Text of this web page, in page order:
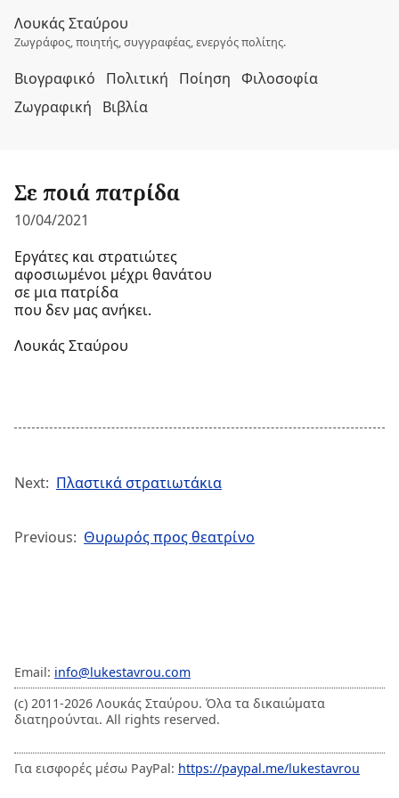
Λουκάς Σταύρου
Ζωγράφος, ποιητής, συγγραφέας, ενεργός πολίτης.
Βιογραφικό Πολιτική Ποίηση Φιλοσοφία
Ζωγραφική
Βιβλία
Σε ποιά πατρίδα
10/04/2021
Εργάτες και στρατιώτες
αφοσιωμένοι μέχρι θανάτου
σε μια πατρίδα
που δεν μας ανήκει.
Λουκάς Σταύρου
Next: Πλαστικά στρατιωτάκια
Previous: Θυρωρός προς θεατρίνο
Email: info@lukestavrou.com
(c) 2011-2026 Λουκάς Σταύρου. Όλα τα δικαιώματα
διατηρούνται. All rights reserved.
Για εισφορές μέσω PayPal: https://paypal.me/lukestavrou